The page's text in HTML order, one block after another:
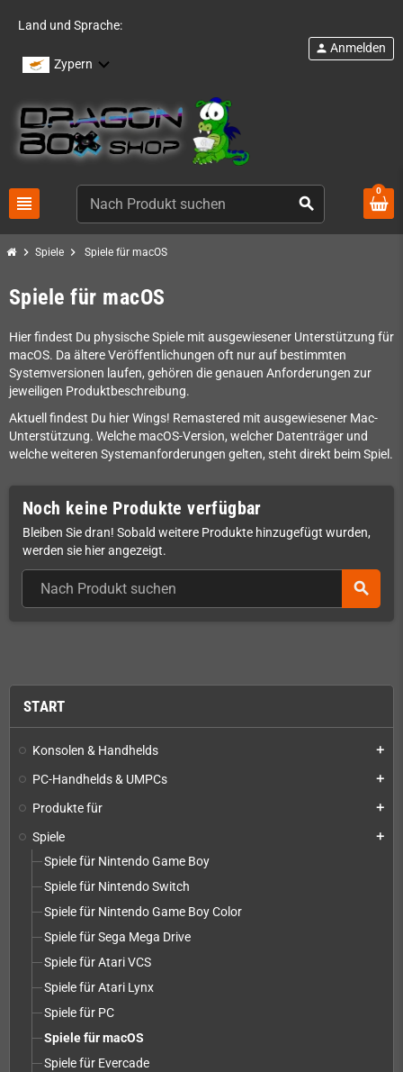
Land und Sprache:
Zypern
view_headline search
person Anmelden
0
chevron_right Spiele chevron_right Spiele für macOS
START
Konsolen & Handhelds add
PC-Handhelds & UMPCs add
Produkte für add
Spiele add
Spiele für Nintendo Game Boy
Spiele für Nintendo Switch
Spiele für Nintendo Game Boy Color
Spiele für Sega Mega Drive
Spiele für Atari VCS
Spiele für Atari Lynx
Spiele für PC
Spiele für macOS
Spiele für Evercade
Spiele für macOS
Hier findest Du physische Spiele mit ausgewiesener Unterstützung für
macOS. Da ältere Veröffentlichungen oft nur auf bestimmten
Systemversionen laufen, gehören die genauen Anforderungen zur
jeweiligen Produktbeschreibung.
Aktuell findest Du hier Wings! Remastered mit ausgewiesener Mac-
Unterstützung. Welche macOS-Version, welcher Datenträger und
welche weiteren Systemanforderungen gelten, steht direkt beim Spiel.
Noch keine Produkte verfügbar
Bleiben Sie dran! Sobald weitere Produkte hinzugefügt wurden,
werden sie hier angezeigt.
search